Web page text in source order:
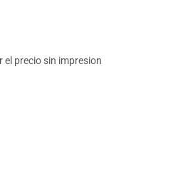
precio sin impresion